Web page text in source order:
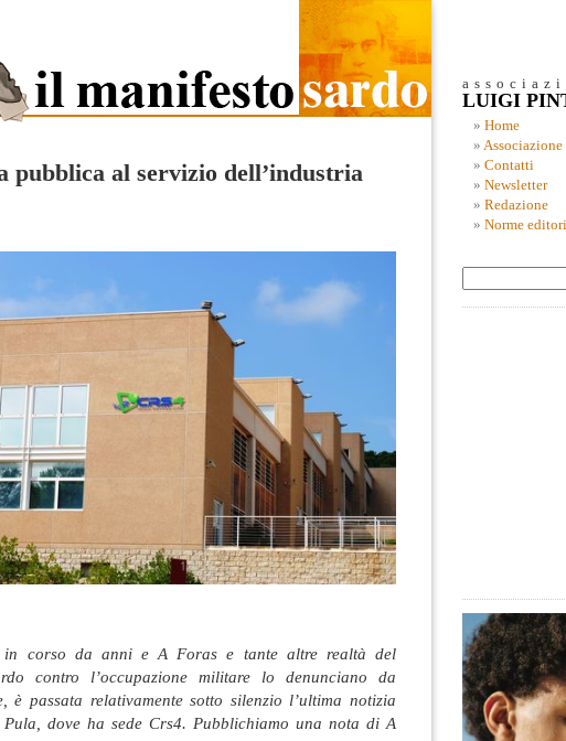
pubblica al servizio dell’industria
in corso da anni e A Foras e tante altre realtà del
contro l’occupazione militare lo denunciano da
è passata relativamente sotto silenzio l’ultima notizia
dove ha sede Crs4. Pubblichiamo una nota di A
LUIGI
Home
Associazione
Contatti
Newsletter
Redazione
Norme